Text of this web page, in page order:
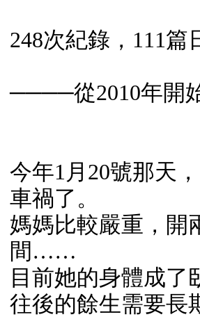
248次紀錄， 111篇
────從2010年開
今年1 月 20號那天
車禍了。
媽媽比較嚴重，開
間……
目前她的身體成了
往後的餘生需要長